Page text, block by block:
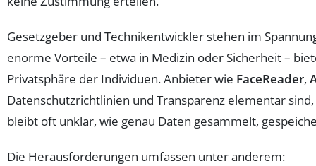
Gesetzgeber und Technikentwickler stehen im
enorme Vorteile – etwa in Medizin oder Sicherheit –
Privatsphäre der Individuen. Anbieter wie FaceReader,
Datenschutzrichtlinien und Transparenz elementar
bleibt oft unklar, wie genau Daten gesammelt,
Die Herausforderungen umfassen unter anderem: